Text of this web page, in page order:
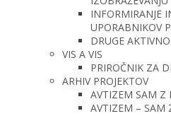
INFORMIRANJE
UPORABNIKOV
DRUGE
VIS A VIS
PRIROČNIK ZA
ARHIV PROJEKTOV
AVTIZEM SAM Z
AVTIZEM – SAM